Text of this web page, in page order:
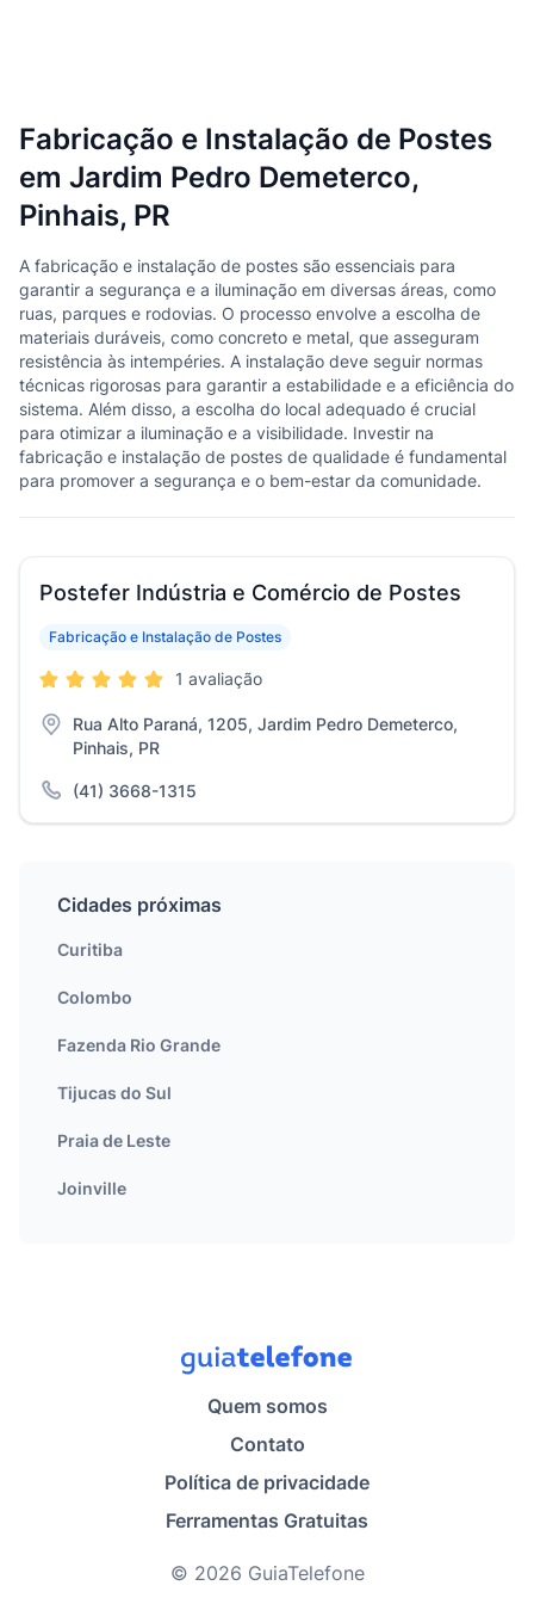
Fabricação e Instalação de Postes
em Jardim Pedro Demeterco,
Pinhais, PR
A fabricação e instalação de postes são essenciais para
garantir a segurança e a iluminação em diversas áreas, como
ruas, parques e rodovias. O processo envolve a escolha de
materiais duráveis, como concreto e metal, que asseguram
resistência às intempéries. A instalação deve seguir normas
técnicas rigorosas para garantir a estabilidade e a eficiência do
sistema. Além disso, a escolha do local adequado é crucial
para otimizar a iluminação e a visibilidade. Investir na
fabricação e instalação de postes de qualidade é fundamental
para promover a segurança e o bem-estar da comunidade.
Postefer Indústria e Comércio de Postes
Fabricação e Instalação de Postes
1 avaliação
Rua Alto Paraná, 1205, Jardim Pedro Demeterco,
Pinhais, PR
(41) 3668-1315
Cidades próximas
Curitiba
Colombo
Fazenda Rio Grande
Tijucas do Sul
Praia de Leste
Joinville
Quem somos
Contato
Política de privacidade
Ferramentas Gratuitas
© 2026 GuiaTelefone